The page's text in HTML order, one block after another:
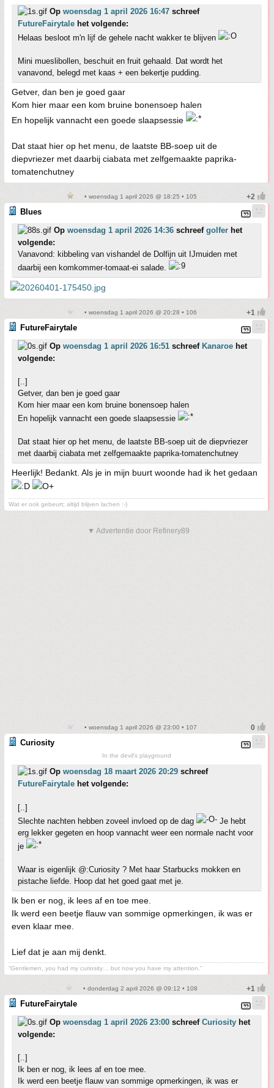
Op woensdag 1 april 2026 16:47 schreef
FutureFairytale het volgende:
Helaas besloot m'n lijf de gehele nacht wakker te blijven
Mini mueslibollen, beschuit en fruit gehaald. Dat wordt het
vanavond, belegd met kaas + een bekertje pudding.
Getver, dan ben je goed gaar
Kom hier maar een kom bruine bonensoep halen
En hopelijk vannacht een goede slaapsessie
Dat staat hier op het menu, de laatste BB-soep uit de
diepvriezer met daarbij ciabata met zelfgemaakte paprika-
tomatenchutney
• woensdag 1 april 2026 @ 18:25 • 105
Blues
Op woensdag 1 april 2026 14:36 schreef golfer het
volgende:
Vanavond: kibbeling van vishandel de Dolfijn uit IJmuiden met
daarbij een komkommer-tomaat-ei salade.
• woensdag 1 april 2026 @ 20:28 • 106
FutureFairytale
Op woensdag 1 april 2026 16:51 schreef Kanaroe het
volgende:
[..]
Getver, dan ben je goed gaar
Kom hier maar een kom bruine bonensoep halen
En hopelijk vannacht een goede slaapsessie
Dat staat hier op het menu, de laatste BB-soep uit de diepvriezer
met daarbij ciabata met zelfgemaakte paprika-tomatenchutney
Heerlijk! Bedankt. Als je in mijn buurt woonde had ik het gedaan
Wat er ook gebeurt; altijd blijven lachen :-)
▼ Advertentie door Refinery89
• woensdag 1 april 2026 @ 23:00 • 107
Curiosity
In the devil's playground
Op woensdag 18 maart 2026 20:29 schreef
FutureFairytale het volgende:
[..]
Slechte nachten hebben zoveel invloed op de dag
Je hebt
erg lekker gegeten en hoop vannacht weer een normale nacht voor
je
Waar is eigenlijk @:Curiosity ? Met haar Starbucks mokken en
pistache liefde. Hoop dat het goed gaat met je.
Ik ben er nog, ik lees af en toe mee.
Ik werd een beetje flauw van sommige opmerkingen, ik was er
even klaar mee.
Lief dat je aan mij denkt.
“Gentlemen, you had my curiosity… but now you have my attention.”
• donderdag 2 april 2026 @ 09:12 • 108
FutureFairytale
Op woensdag 1 april 2026 23:00 schreef Curiosity het
volgende:
[..]
Ik ben er nog, ik lees af en toe mee.
Ik werd een beetje flauw van sommige opmerkingen, ik was er